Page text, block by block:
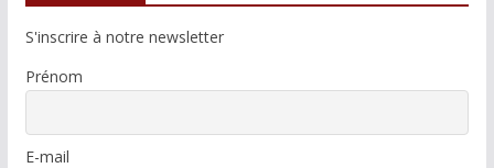
S'inscrire à notre newsletter
Prénom
E-mail